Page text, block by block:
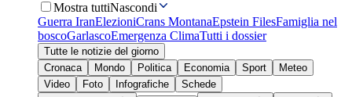
Mostra tuttiNascondi
Guerra IranElezioniCrans MontanaEpstein FilesFamiglia nel
boscoGarlascoEmergenza ClimaTutti i dossier
Tutte le notizie del giorno
Cronaca
Mondo Politica Economia Sport
Meteo
Video
Foto Infografiche
Schede